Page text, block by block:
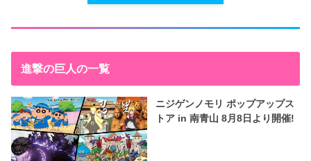
進撃の巨人の一覧
ニジゲンノモリ ポップアップス
トア in 南青山 8月8日より開催!